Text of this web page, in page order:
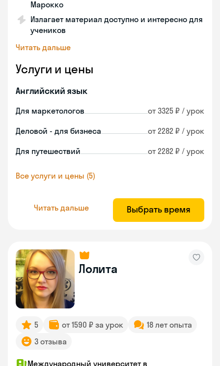
Марокко
Излагает материал доступно и интересно для
учеников
Читать дальше
Услуги и цены
Английский язык
Для маркетологов от 3325 ₽ / урок
Деловой - для бизнеса от 2282 ₽ / урок
Для путешествий от 2282 ₽ / урок
Все услуги и цены (5)
Читать дальше Выбрать время
Лолита
5 от 1590 ₽ за урок
18 лет опыта
3 отзыва
Международный университет в